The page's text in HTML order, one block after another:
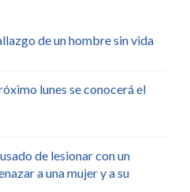
de un hombre sin vida
lunes se conocerá el
de lesionar con un
a una mujer y a su